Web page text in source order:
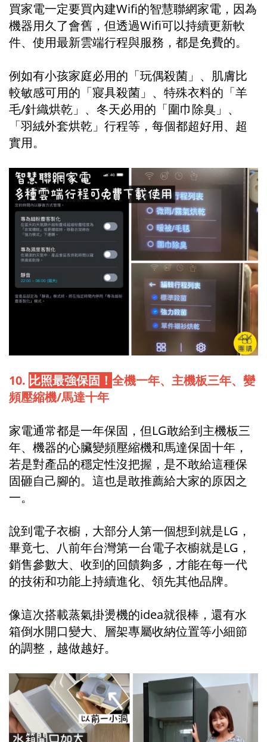
買家電一定要買內建Wifi的智慧聯網家電，因為
機器用久了會舊，但透過Wifi可以持續更新軟
件、使用最新雲端行程與服務，都是免費的。
例如有小孩家庭必用的「玩偶殺菌」、肌膚比
較敏感可用的「寢具殺菌」、特殊衣料的「羊
毛/針織烘乾」、冬天必用的「圍巾除臭」、
「羽絨外套烘乾」行程等，每個都超好用、超
實用。
10. 比照最強保固！ 全機一年、主機板三年、變
頻壓縮機/馬達十年
家電通常都是一年保固，但LG敢給到主機板三
年、機器的心臟變頻壓縮機和馬達保固十年，
若是對產品的穩定性沒把握，是不敢給這種保
固砸自己腳的。這也是敢推薦給大家的原因之
一。
說到電子衣櫥，大部分人第一個想到就是LG，
畢竟七、八前年台灣第一台電子衣櫥就是LG，
銷售參數大、收到的回饋夠多，才能在每一代
的技術和功能上持續進化、領先其他品牌。
像這次搭載蒸氣掛燙機的idea就很棒，還有水
箱倒水開口變大、層架專屬收納位置等小細節
的調整，越做越好。